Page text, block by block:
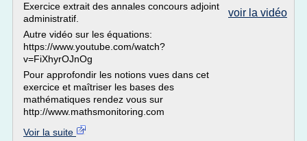
voir la vidéo
Exercice extrait des annales concours adjoint
administratif.
Autre vidéo sur les équations:
https://www.youtube.com/watch?
v=FiXhyrOJnOg
Pour approfondir les notions vues dans cet
exercice et maîtriser les bases des
mathématiques rendez vous sur
http://www.mathsmonitoring.com
Voir la suite